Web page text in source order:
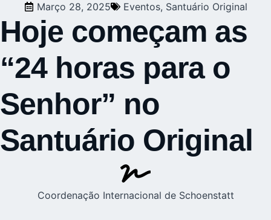
Março 28, 2025 Eventos, Santuário Original
Hoje começam as
“24 horas para o
Senhor” no
Santuário Original
Coordenação Internacional de Schoenstatt